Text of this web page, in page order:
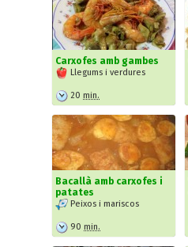
Carxofes amb gambes
Llegums i verdures
20 min.
Bacallà amb carxofes i
patates
Peixos i mariscos
90 min.